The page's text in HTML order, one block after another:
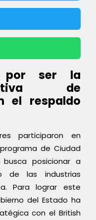
por ser la
de
el respaldo
participaron en
de Ciudad
posicionar a
de las industrias
Para lograr este
del Estado ha
con el British